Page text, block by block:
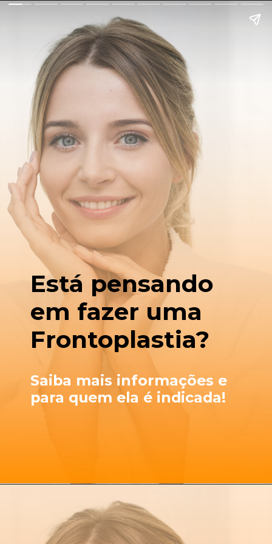
Está pensando
em fazer uma
Frontoplastia?
Saiba mais informações e
para quem ela é indicada!